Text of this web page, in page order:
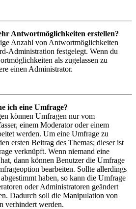
Antwortmöglichkeiten erstellen?
Anzahl von Antwortmöglichkeiten
Administration festgelegt. Wenn du
als zugelassen zu
einen Administrator.
ich eine Umfrage?
können Umfragen nur vom
einem Moderator oder einem
werden. Um eine Umfrage zu
ersten Beitrag des Themas; dieser ist
verknüpft. Wenn niemand eine
dann können Benutzer die Umfrage
bearbeiten. Sollte allerdings
haben, so kann die Umfrage
oder Administratoren geändert
Dadurch soll die Manipulation von
verhindert werden.